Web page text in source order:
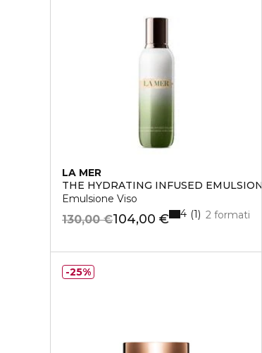
LA MER
THE HYDRATING INFUSED EMULSION
Emulsione Viso
104,00 €
130,00 € 2 formati
4 1
25%